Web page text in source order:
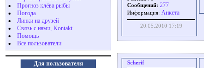
Прогноз клёва рыбы
Погода
Линки на друзей
Связь с нами, Kontakt
Помощь
Все пользователи
Для пользователя
Сообщений: 277
Информация: Aнкета
20.05.2010 17:19
Scherif